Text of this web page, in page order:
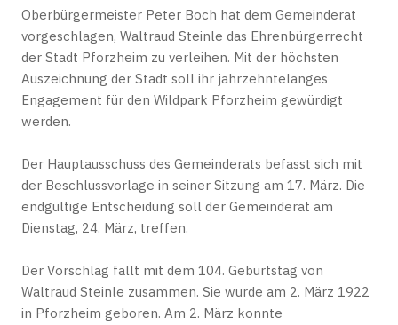
Oberbürgermeister Peter Boch hat dem Gemeinderat
vorgeschlagen, Waltraud Steinle das Ehrenbürgerrecht
der Stadt Pforzheim zu verleihen. Mit der höchsten
Auszeichnung der Stadt soll ihr jahrzehntelanges
Engagement für den Wildpark Pforzheim gewürdigt
werden.
Der Hauptausschuss des Gemeinderats befasst sich mit
der Beschlussvorlage in seiner Sitzung am 17. März. Die
endgültige Entscheidung soll der Gemeinderat am
Dienstag, 24. März, treffen.
Der Vorschlag fällt mit dem 104. Geburtstag von
Waltraud Steinle zusammen. Sie wurde am 2. März 1922
in Pforzheim geboren. Am 2. März konnte